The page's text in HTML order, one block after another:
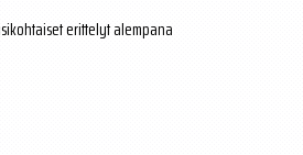
erittelyt alempana